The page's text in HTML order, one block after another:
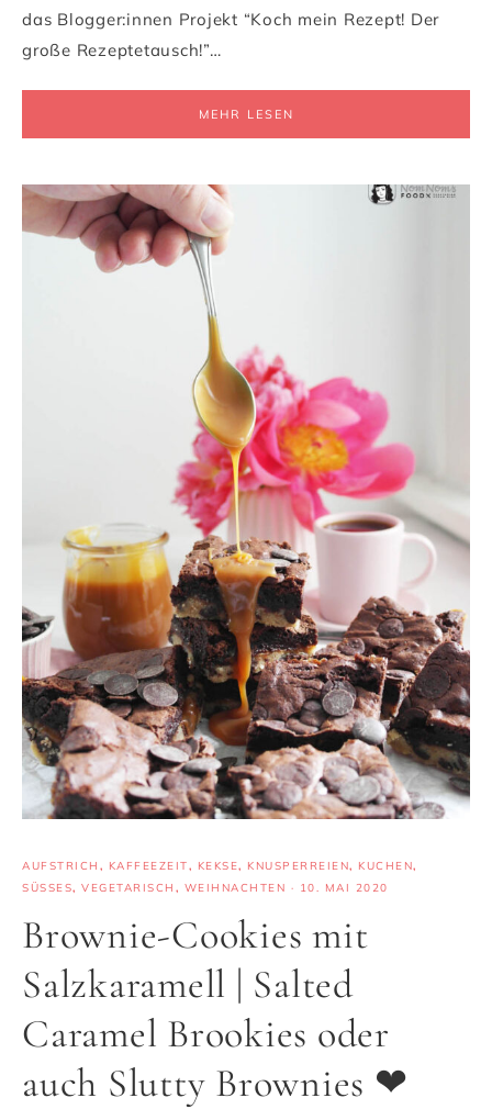
das Blogger:innen Projekt “Koch mein Rezept! Der
große Rezeptetausch!”…
MEHR LESEN
AUFSTRICH , KAFFEEZEIT, KEKSE, KNUSPERREIEN, KUCHEN,
SÜSSES
, VEGETARISCH , WEIHNACHTEN · 10. MAI 2020
Brownie-Cookies mit
Salzkaramell | Salted
Caramel Brookies oder
auch Slutty Brownies ❤